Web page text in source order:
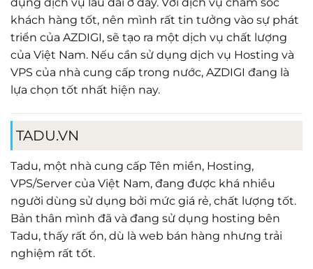
khách hàng tốt, nên mình rất tin tưởng vào sự phát
triển của AZDIGI, sẽ tạo ra một dịch vụ chất lượng
của Việt Nam. Nếu cần sử dụng dịch vụ Hosting và
VPS của nhà cung cấp trong nước, AZDIGI đang là
lựa chọn tốt nhất hiện nay.
TADU.VN
Tadu, một nhà cung cấp Tên miền, Hosting,
VPS/Server của Việt Nam, đang được khá nhiều
người dùng sử dụng bởi mức giá rẻ, chất lượng tốt.
Bản thân mình đã và đang sử dụng hosting bên
Tadu, thấy rất ổn, dù là web bán hàng nhưng trải
nghiệm rất tốt.